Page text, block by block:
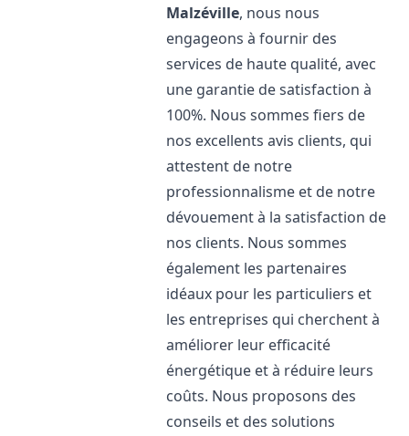
Malzéville, nous nous
engageons à fournir des
services de haute qualité, avec
une garantie de satisfaction à
100%. Nous sommes fiers de
nos excellents avis clients, qui
attestent de notre
professionnalisme et de notre
dévouement à la satisfaction de
nos clients. Nous sommes
également les partenaires
idéaux pour les particuliers et
les entreprises qui cherchent à
améliorer leur efficacité
énergétique et à réduire leurs
coûts. Nous proposons des
conseils et des solutions